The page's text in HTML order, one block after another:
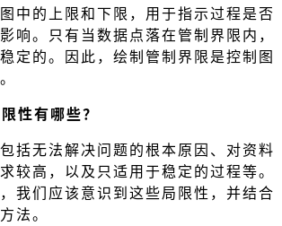
中的上限和下限，用于指示过程是否
响。只有当数据点落在管制界限内，
定的。因此，绘制管制界限是控制图
性有哪些？
括无法解决问题的根本原因、对资料
较高，以及只适用于稳定的过程等。
我们应该意识到这些局限性，并结合
法。